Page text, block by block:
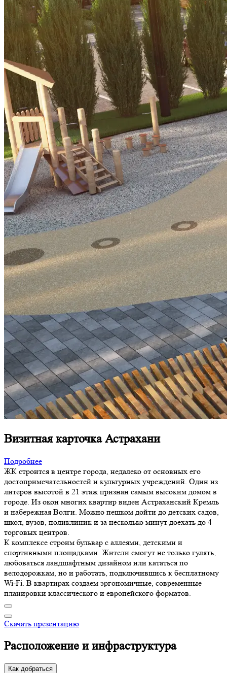
Визитная карточка Астрахани
Подробнее
ЖК строится в центре города, недалеко от основных его
достопримечательностей и культурных учреждений. Один из
литеров высотой в 21 этаж признан самым высоким домом в
городе. Из окон многих квартир виден Астраханский Кремль
и набережная Волги. Можно пешком дойти до детских садов,
школ, вузов, поликлиник и за несколько минут доехать до 4
торговых центров.
К комплексе строим бульвар с аллеями, детскими и
спортивными площадками. Жители смогут не только гулять,
любоваться ландшафтным дизайном или кататься по
велодорожкам, но и работать, подключившись к бесплатному
Wi-Fi. В квартирах создаем эргономичные, современные
планировки классического и европейского форматов.
Скачать презентацию
Расположение и инфраструктура
Как добраться